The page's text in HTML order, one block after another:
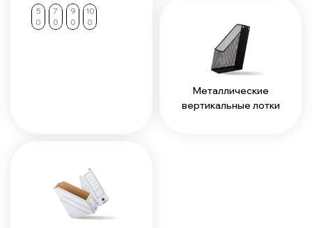
5
0
7
0
9
0
10
0
Металлические
вертикальные лотки